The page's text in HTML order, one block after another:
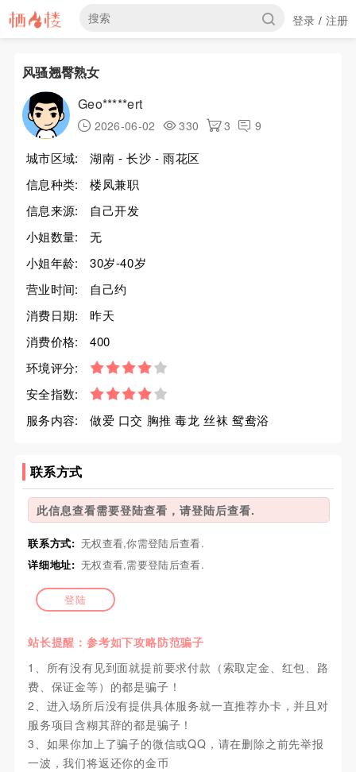
登录 / 注册
风骚翘臀熟女
Geo*****ert
2026-06-02 330 3 9
城市区域:
湖南 - 长沙 - 雨花区
信息种类:
楼凤兼职
信息来源:
自己开发
小姐数量:
无
小姐年龄:
30岁-40岁
营业时间:
自己约
消费日期:
昨天
消费价格:
400
环境评分:
安全指数:
服务内容:
做爱 口交 胸推 毒龙 丝袜 鸳鸯浴
联系方式
此信息查看需要登陆查看，请登陆后查看.
联系方式: 无权查看,你需登陆后查看.
详细地址: 无权查看,需要登陆后查看.
登陆
站长提醒：参考如下攻略防范骗子
1、所有没有见到面就提前要求付款（索取定金、红包、路
费、保证金等）的都是骗子！
2、进入场所后没有提供具体服务就一直推荐办卡，并且对
服务项目含糊其辞的都是骗子！
3、如果你加上了骗子的微信或QQ，请在删除之前先举报
一波，我们将返还你的金币